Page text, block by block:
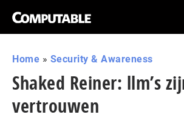
Home » Security & Awareness
Shaked Reiner: llm’s
vertrouwen